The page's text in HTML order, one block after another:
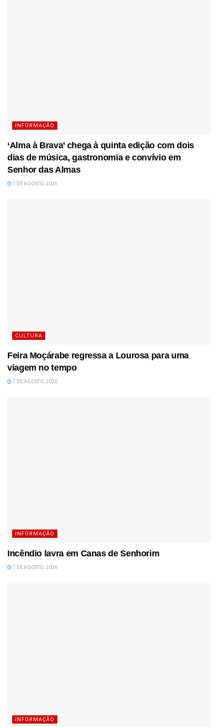
INFORMAÇÃO
‘Alma à Brava’ chega à quinta edição com dois
dias de música, gastronomia e convívio em
Senhor das Almas
7 DE AGOSTO, 2026
CULTURA
Feira Moçárabe regressa a Lourosa para uma
viagem no tempo
7 DE AGOSTO, 2026
INFORMAÇÃO
Incêndio lavra em Canas de Senhorim
7 DE AGOSTO, 2026
INFORMAÇÃO